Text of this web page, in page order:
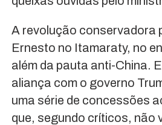
A revolução conservadora
Ernesto no Itamaraty, no
além da pauta anti-China.
aliança com o governo
uma série de concessões
que, segundo críticos, não